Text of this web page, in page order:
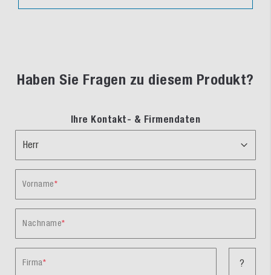
Haben Sie Fragen zu diesem Produkt?
Ihre Kontakt- & Firmendaten
Vorname
Nachname
Firma ?